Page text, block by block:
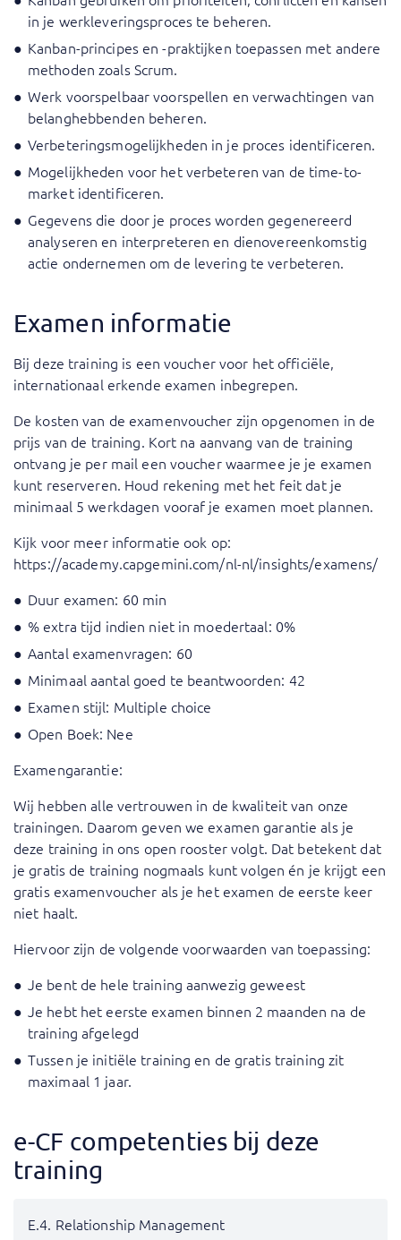
in je werkleveringsproces te beheren.
Kanban-principes en -praktijken toepassen met andere
methoden zoals Scrum.
Werk voorspelbaar voorspellen en verwachtingen van
belanghebbenden beheren.
Verbeteringsmogelijkheden in je proces identificeren.
Mogelijkheden voor het verbeteren van de time-to-
market identificeren.
Gegevens die door je proces worden gegenereerd
analyseren en interpreteren en dienovereenkomstig
actie ondernemen om de levering te verbeteren.
Examen informatie
Bij deze training is een voucher voor het officiële,
internationaal erkende examen inbegrepen.
De kosten van de examenvoucher zijn opgenomen in de
prijs van de training. Kort na aanvang van de training
ontvang je per mail een voucher waarmee je je examen
kunt reserveren. Houd rekening met het feit dat je
minimaal 5 werkdagen vooraf je examen moet plannen.
Kijk voor meer informatie ook op:
https://academy.capgemini.com/nl-nl/insights/examens/
Duur examen: 60 min
% extra tijd indien niet in moedertaal: 0%
Aantal examenvragen: 60
Minimaal aantal goed te beantwoorden: 42
Examen stijl: Multiple choice
Open Boek: Nee
Examengarantie:
Wij hebben alle vertrouwen in de kwaliteit van onze
trainingen. Daarom geven we examen garantie als je
deze training in ons open rooster volgt. Dat betekent dat
je gratis de training nogmaals kunt volgen én je krijgt een
gratis examenvoucher als je het examen de eerste keer
niet haalt.
Hiervoor zijn de volgende voorwaarden van toepassing:
Je bent de hele training aanwezig geweest
Je hebt het eerste examen binnen 2 maanden na de
training afgelegd
Tussen je initiële training en de gratis training zit
maximaal 1 jaar.
e-CF competenties bij deze
training
E.4. Relationship Management